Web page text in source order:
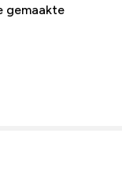
gemaakte